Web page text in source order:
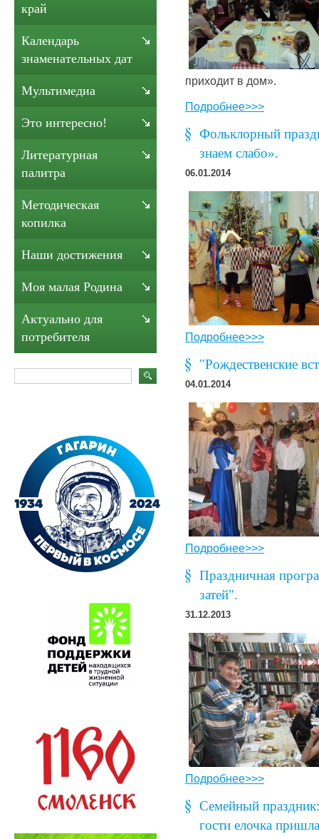
приходит в дом».
Подробнее>>>
Фольклорный
знаем слабо».
06.01.2014
Подробнее>>>
"Рождественские
04.01.2014
Подробнее>>>
Праздничная
затей".
31.12.2013
Подробнее>>>
Семейный
гости елочка
край
Календарь
знаменательных дат
Мультимедиа
Это интересно!
Литературная
палитра
Методическая
копилка
Наши достижения
Моя малая Родина
Актуально для
потребителя